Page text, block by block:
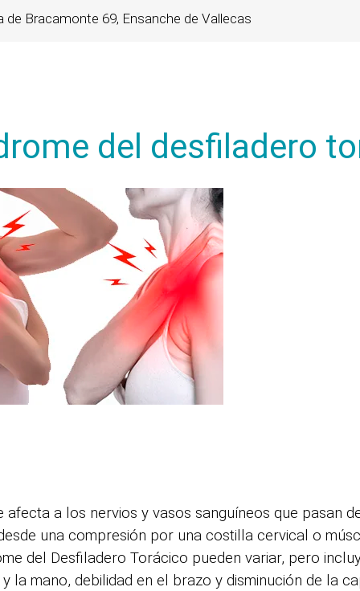
de Bracamonte 69, Ensanche de Vallecas
del desfiladero
a los nervios y vasos sanguíneos que pasan
una compresión por una costilla cervical o
del Desfiladero Torácico pueden variar, pero
mano, debilidad en el brazo y disminución de la